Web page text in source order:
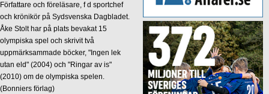
Författare och föreläsare, f d sportchef
och krönikör på Sydsvenska Dagbladet.
Åke Stolt har på plats bevakat 15
olympiska spel och skrivit två
uppmärksammade böcker, "Ingen lek
utan eld" (2004) och "Ringar av is"
(2010) om de olympiska spelen.
(Bonniers förlag)